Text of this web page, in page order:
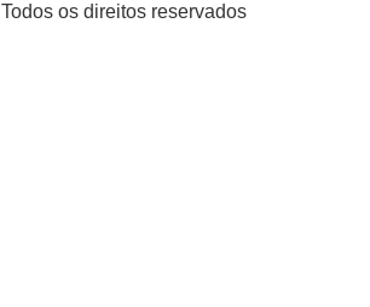
Todos os direitos reservados